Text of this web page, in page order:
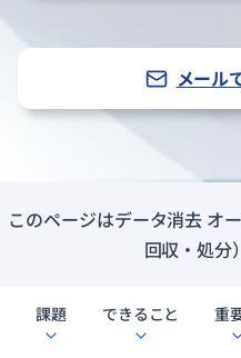
メール
このページはデータ消去 オ
回収・処分
課題 できること 重